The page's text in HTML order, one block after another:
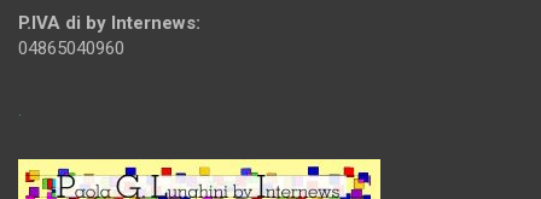
P.IVA di by Internews:
04865040960
.